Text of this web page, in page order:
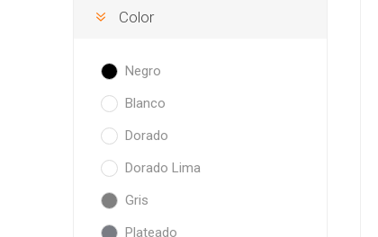
Color
Negro
Blanco
Dorado
Dorado Lima
Gris
Plateado